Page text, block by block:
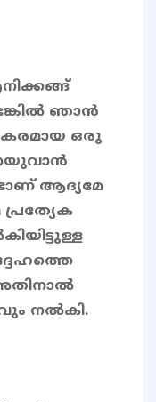
ഞാൻ
ഒരു
ആദ്യമേ
നൽകി.